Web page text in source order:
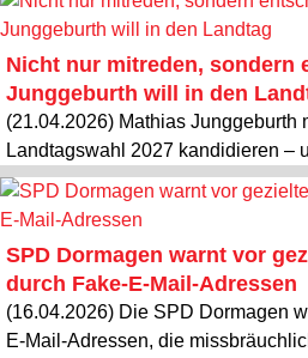
Nicht nur mitreden, sondern
Junggeburth will in den
(21.04.2026) Mathias Junggeburth
Landtagswahl 2027 kandidieren –
SPD Dormagen warnt vor
durch Fake-E-Mail-Adressen
(16.04.2026) Die SPD Dormagen
E-Mail-Adressen, die